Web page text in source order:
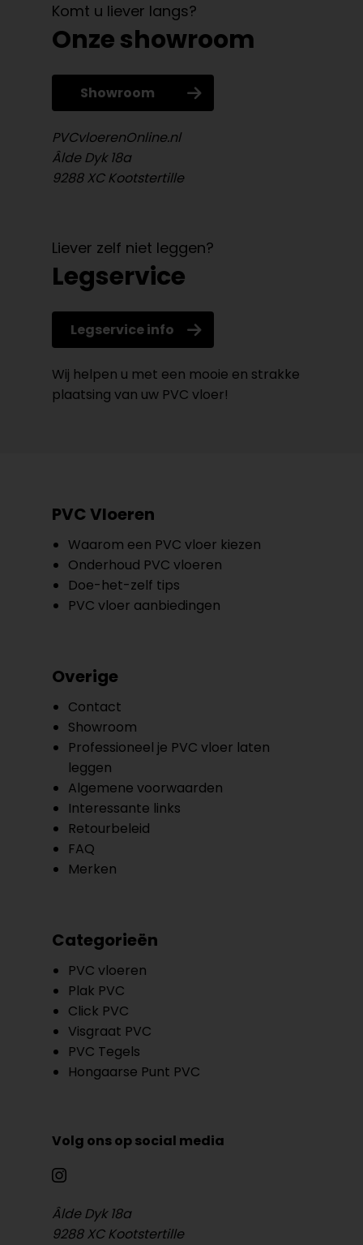
Komt u liever langs?
Onze showroom
Showroom
PVCvloerenOnline.nl
Âlde Dyk 18a
9288 XC Kootstertille
Liever zelf niet leggen?
Legservice
Legservice info
Wij helpen u met een mooie en strakke
plaatsing van uw PVC vloer!
PVC Vloeren
Waarom een PVC vloer kiezen
Onderhoud PVC vloeren
Doe-het-zelf tips
PVC vloer aanbiedingen
Overige
Contact
Showroom
Professioneel je PVC vloer laten
leggen
Algemene voorwaarden
Interessante links
Retourbeleid
FAQ
Merken
Categorieën
PVC vloeren
Plak PVC
Click PVC
Visgraat PVC
PVC Tegels
Hongaarse Punt PVC
Volg ons op social media
Âlde Dyk 18a
9288 XC Kootstertille